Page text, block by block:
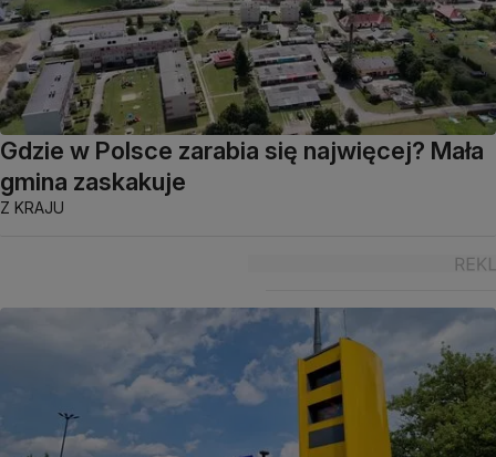
Gdzie w Polsce zarabia się najwięcej? Mała
gmina zaskakuje
Z KRAJU